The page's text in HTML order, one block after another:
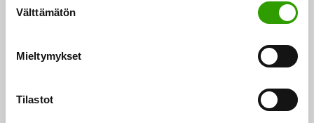
Välttämätön
Mieltymykset
Tilastot
Kalatalousalan uudet tukimuodot käyttöön
Kalatalousalalle otetaan käyttöön neljä uutta
kalatalous- ja vesiviljelyrahastosta. Tavoitteena on…